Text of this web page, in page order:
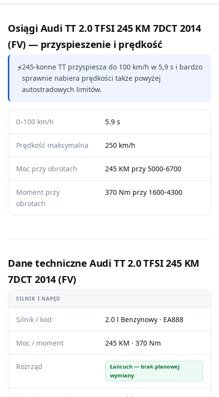
Osiągi Audi TT 2.0 TFSI 245 KM 7DCT 2014
(FV) — przyspieszenie i prędkość
⚡245-konne TT przyspiesza do 100 km/h w 5,9 s i bardzo
sprawnie nabiera prędkości także powyżej
autostradowych limitów.
0–100 km/h 5.9 s
Prędkość maksymalna 250 km/h
Moc przy obrotach 245 KM przy 5000-6700
Moment przy
obrotach
370 Nm przy 1600-4300
Dane techniczne Audi TT 2.0 TFSI 245 KM
7DCT 2014 (FV)
SILNIK I NAPĘD
Silnik / kod 2.0 l Benzynowy · EA888
Moc / moment 245 KM · 370 Nm
Rozrząd
Łańcuch — brak planowej
wymiany